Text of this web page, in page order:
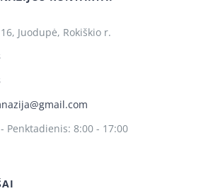
Juodupė, Rokiškio r.
Penktadienis: 8:00 - 17:00